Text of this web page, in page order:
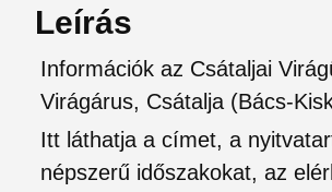
Leírás
Információk az Csátaljai
Virágárus, Csátalja (Bács-
Itt láthatja a címet, a
népszerű időszakokat, az